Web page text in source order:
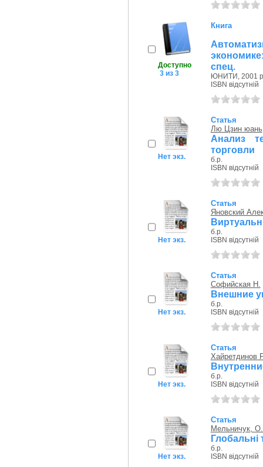
Доступно
3 из 3
Книга
спец.
ЮНИТИ, 2001
ISBN відсутній
Нет экз.
Статья
Лю Цзин юань
Анализ
торговли
б.р.
ISBN відсутній
Нет экз.
Статья
Яновский
б.р.
ISBN відсутній
Нет экз.
Статья
Софийская Н.
Внешние
б.р.
ISBN відсутній
Нет экз.
Статья
Хайретдинов
б.р.
ISBN відсутній
Нет экз.
Статья
Мельничук,
Глобальні
б.р.
ISBN відсутній